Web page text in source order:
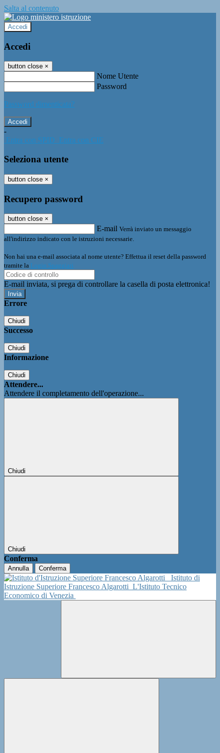
Salta al contenuto
Accedi
Accedi
button close ×
Nome Utente
Password
Password dimenticata?
-
Entra con SPID Entra con CIE
Seleziona utente
button close ×
Recupero password
button close ×
E-mail Verrà inviato un messaggio
all'indirizzo indicato con le istruzioni necessarie.
Non hai una e-mail associata al nome utente? Effettua il reset della password
tramite la Login Spaggiari
E-mail inviata, si prega di controllare la casella di posta elettronica!
Errore
Chiudi
Successo
Chiudi
Informazione
Chiudi
Attendere...
Attendere il completamento dell'operazione...
Chiudi
Chiudi
Conferma
Annulla Conferma
Istituto di
Istruzione Superiore Francesco Algarotti L'Istituto Tecnico
Economico di Venezia